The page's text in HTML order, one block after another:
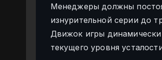
Менеджеры должны
изнурительной серии до
Движок игры динамически
текущего уровня